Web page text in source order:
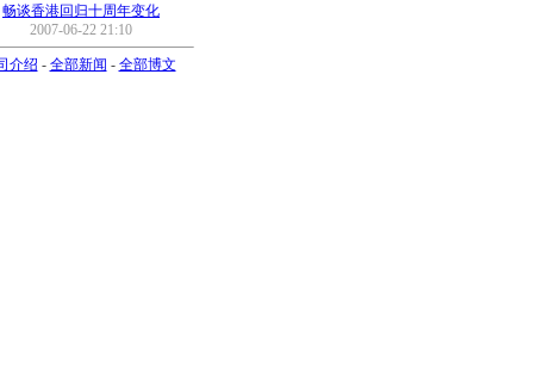
畅谈香港回归十周年变化
2007-06-22 21:10
介绍 - 全部新闻 - 全部博文